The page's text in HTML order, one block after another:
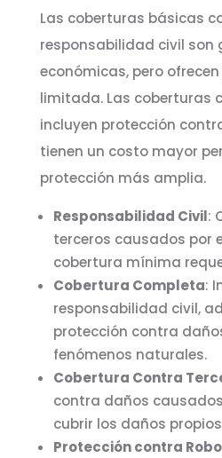
Las coberturas básicas
responsabilidad civil son
económicas, pero
limitada. Las coberturas
incluyen protección
tienen un costo mayor
protección más amplia.
Responsabilidad Civil:
terceros causados por
cobertura mínima
Cobertura Completa:
responsabilidad civil,
protección contra
fenómenos naturales.
Cobertura Contra
contra daños
cubrir los daños
Protección contra